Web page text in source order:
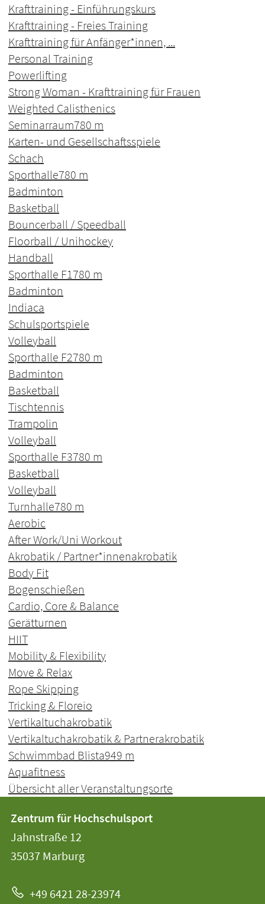
Krafttraining - Einführungskurs
Krafttraining - Freies Training
Krafttraining für Anfänger*innen, ...
Personal Training
Powerlifting
Strong Woman - Krafttraining für Frauen
Weighted Calisthenics
Seminarraum780 m
Karten- und Gesellschaftsspiele
Schach
Sporthalle780 m
Badminton
Basketball
Bouncerball / Speedball
Floorball / Unihockey
Handball
Sporthalle F1780 m
Badminton
Indiaca
Schulsportspiele
Volleyball
Sporthalle F2780 m
Badminton
Basketball
Tischtennis
Trampolin
Volleyball
Sporthalle F3780 m
Basketball
Volleyball
Turnhalle780 m
Aerobic
After Work/Uni Workout
Akrobatik / Partner*innenakrobatik
Body Fit
Bogenschießen
Cardio, Core & Balance
Gerätturnen
HIIT
Mobility & Flexibility
Move & Relax
Rope Skipping
Tricking & Floreio
Vertikaltuchakrobatik
Vertikaltuchakrobatik & Partnerakrobatik
Schwimmbad Blista949 m
Aquafitness
Übersicht aller Veranstaltungsorte
Kontakt
und
Informationen
der
Universität
Marburg
Zentrum für Hochschulsport
Jahnstraße 12
35037 Marburg
+49 6421 28-23974